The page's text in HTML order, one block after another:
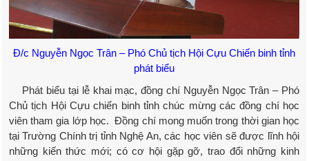
Đ/c Nguyễn Ngọc Trân – Phó Chủ tịch Hội Cựu Chiến binh tỉnh
phát biểu
Phát biểu tại lễ khai mạc, đồng chí Nguyễn Ngọc Trân – Phó
Chủ tịch Hội Cựu chiến binh tỉnh chúc mừng các đồng chí học
viên tham gia lớp học. Đồng chí mong muốn trong thời gian học
tại Trường Chính trị tỉnh Nghệ An, các học viên sẽ được lĩnh hội
những kiến thức mới; có cơ hội gặp gỡ, trao đổi những kinh